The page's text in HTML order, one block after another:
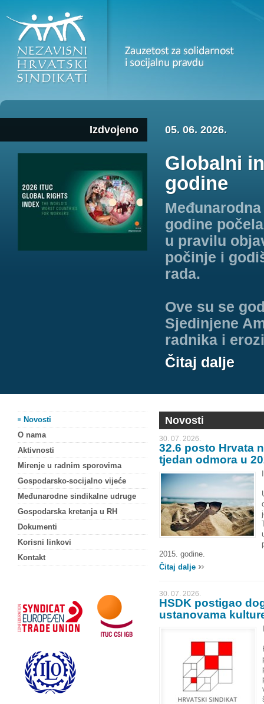
Izdvojeno 05. 06. 2026.
Globalni
godine
godine
u pravilu
počinje i
rada.
Ove su se
Sjedinjene
radnika i
Čitaj dalje
Novosti
30. 07. 2026.
32.6 posto Hrvata
tjedan odmora u
2015. godine.
Čitaj dalje
30. 07. 2026.
HSDK postigao
ustanovama
Novosti
O nama
Aktivnosti
Mirenje u radnim sporovima
Gospodarsko-socijalno vijeće
Međunarodne sindikalne udruge
Gospodarska kretanja u RH
Dokumenti
Korisni linkovi
Kontakt